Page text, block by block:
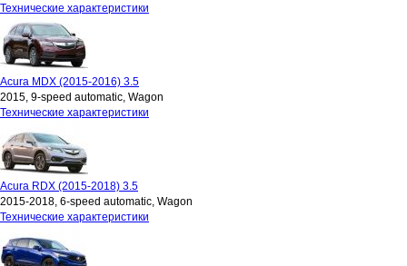
Технические характеристики
Acura MDX (2015-2016) 3.5
2015, 9-speed automatic, Wagon
Технические характеристики
Acura RDX (2015-2018) 3.5
2015-2018, 6-speed automatic, Wagon
Технические характеристики